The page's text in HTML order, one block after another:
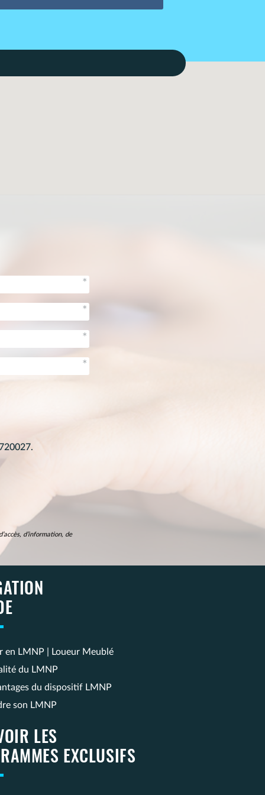
d’information, de
en LMNP | Loueur Meublé
du LMNP
du dispositif LMNP
son LMNP
LES
EXCLUSIFS